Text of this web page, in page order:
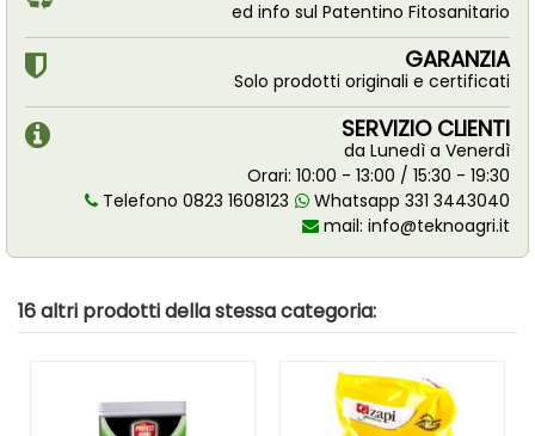
ed info sul Patentino Fitosanitario
GARANZIA
Solo prodotti originali e certificati
SERVIZIO CLIENTI
da Lunedì a Venerdì
Orari: 10:00 - 13:00 / 15:30 - 19:30
Telefono 0823 1608123
Whatsapp 331 3443040
mail: info@teknoagri.it
16 altri prodotti della stessa categoria: